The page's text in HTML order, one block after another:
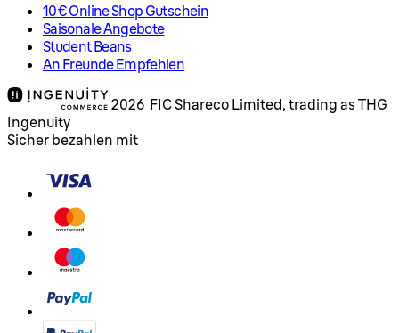
10€ Online Shop Gutschein
Saisonale Angebote
Student Beans
An Freunde Empfehlen
2026 FIC Shareco Limited, trading as THG
Ingenuity
Sicher bezahlen mit